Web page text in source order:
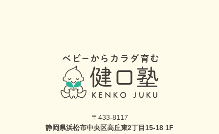
〒433-8117
静岡県浜松市中央区高丘東2丁目15-18 1F